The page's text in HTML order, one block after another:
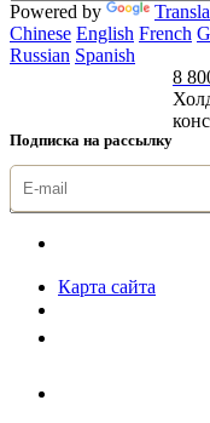
Powered by
Chinese English French
Russian Spanish
Подписка на рассылку
8
Карта сайта